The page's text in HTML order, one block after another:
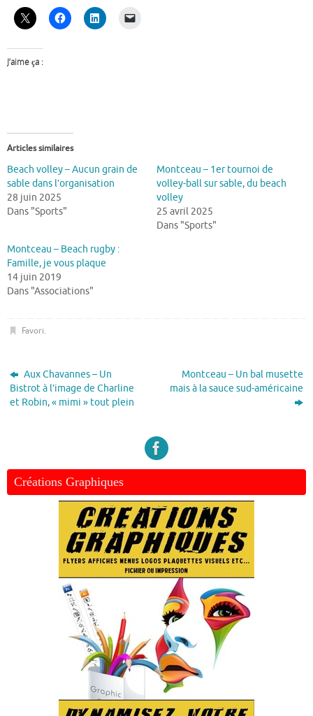
J’aime ça :
Articles similaires
Beach volley – Aucun grain de
sable dans l’organisation
28 juin 2025
Dans "Sports"
Montceau – 1er tournoi de
volley-ball sur sable, du beach
volley
25 avril 2025
Dans "Sports"
Montceau – Beach rugby :
Famille, je vous plaque
14 juin 2019
Dans "Associations"
Favori.
Aux Chavannes – Un
Bistrot à l’image de Charline
et Robin, « mimi » tout plein
Montceau – Un bal musette
mais à la sauce sud-américaine
Créations Graphiques